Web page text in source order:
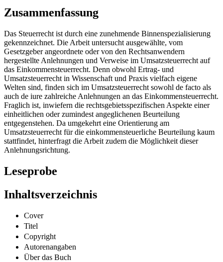
Zusammenfassung
Das Steuerrecht ist durch eine zunehmende Binnenspezialisierung
gekennzeichnet. Die Arbeit untersucht ausgewählte, vom
Gesetzgeber angeordnete oder von den Rechtsanwendern
hergestellte Anlehnungen und Verweise im Umsatzsteuerrecht auf
das Einkommensteuerrecht. Denn obwohl Ertrag- und
Umsatzsteuerrecht in Wissenschaft und Praxis vielfach eigene
Welten sind, finden sich im Umsatzsteuerrecht sowohl de facto als
auch de iure zahlreiche Anlehnungen an das Einkommensteuerrecht.
Fraglich ist, inwiefern die rechtsgebietsspezifischen Aspekte einer
einheitlichen oder zumindest angeglichenen Beurteilung
entgegenstehen. Da umgekehrt eine Orientierung am
Umsatzsteuerrecht für die einkommensteuerliche Beurteilung kaum
stattfindet, hinterfragt die Arbeit zudem die Möglichkeit dieser
Anlehnungsrichtung.
Leseprobe
Inhaltsverzeichnis
Cover
Titel
Copyright
Autorenangaben
Über das Buch